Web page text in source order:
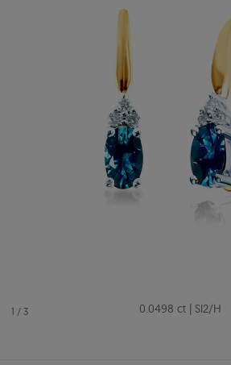
1 / 3 0.0498 ct | SI2/H